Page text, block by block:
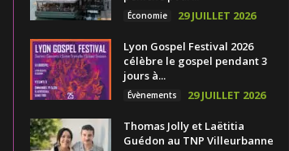
Économie 29 JUILLET 2026
Lyon Gospel Festival 2026
célèbre le gospel pendant 3
jours à...
Évènements 29 JUILLET 2026
Thomas Jolly et Laëtitia
Guédon au TNP Villeurbanne